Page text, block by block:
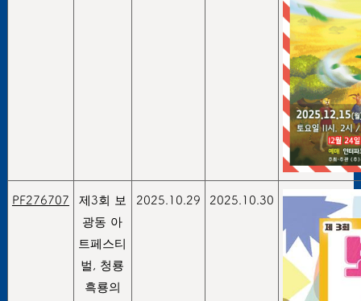
PF276707
제3회 보
광동 아
트페스티
벌, 청룡
흑룡의
2025.10.29 2025.10.30